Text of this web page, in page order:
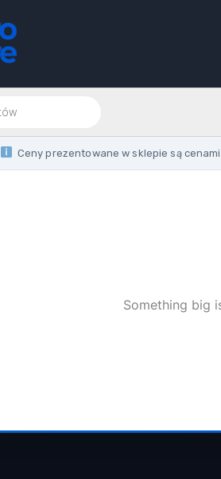
Ceny prezentowane w sklepie są
Something big